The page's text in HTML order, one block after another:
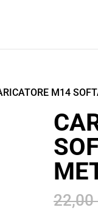
M14
22,00